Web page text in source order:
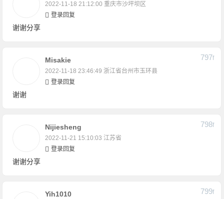
2022-11-18 21:12:00 重庆市沙坪坝区
登录回复
谢谢分享
Misakie
2022-11-18 23:46:49 浙江省台州市玉环县
797F
登录回复
谢谢
Nijiesheng
2022-11-21 15:10:03 江苏省
798F
登录回复
谢谢分享
Yih1010 799F